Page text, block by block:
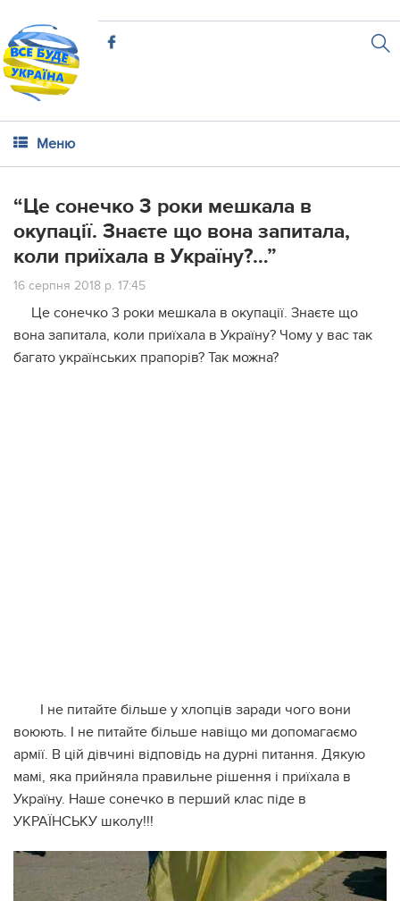
Меню
“Це сонечко 3 роки мешкала в
окупації. Знаєте що вона запитала,
коли приїхала в Україну?…”
16 серпня 2018 р. 17:45
Це сонечко 3 роки мешкала в окупації. Знаєте що
вона запитала, коли приїхала в Україну? Чому у вас так
багато українських прапорів? Так можна?
І не питайте більше у хлопців заради чого вони
воюють. І не питайте більше навіщо ми допомагаємо
армії. В цій дівчині відповідь на дурні питання. Дякую
мамі, яка прийняла правильне рішення і приїхала в
Україну. Наше сонечко в перший клас піде в
УКРАЇНСЬКУ школу!!!